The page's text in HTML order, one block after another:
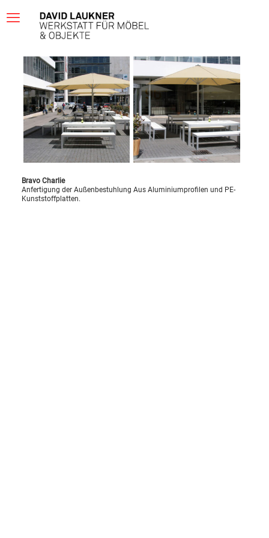
Bravo Charlie
Anfertigung der Außenbestuhlung Aus Aluminiumprofilen und PE-
Kunststoffplatten.